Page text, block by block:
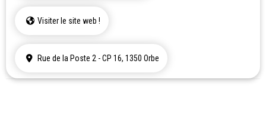
Visiter le site web !
Rue de la Poste 2 - CP 16, 1350 Orbe